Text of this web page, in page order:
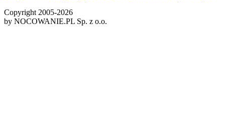
Copyright 2005-2026
by NOCOWANIE.PL Sp. z o.o.